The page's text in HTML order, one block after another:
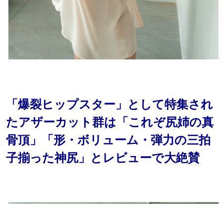
「爆裂ヒップスター」として特集され
たアザーカット群は「これぞ尻姉の真
骨頂」「形・ボリューム・弾力の三拍
子揃った神尻」とレビューで大絶賛